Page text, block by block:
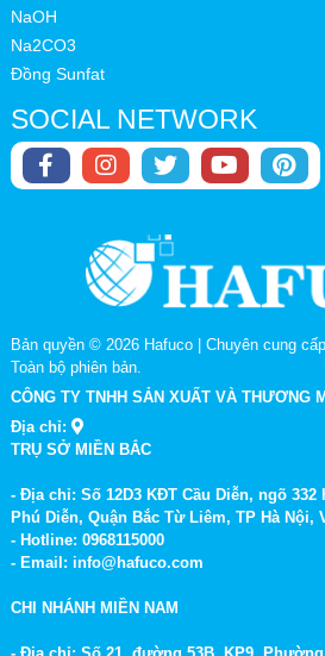
NaOH
Na2CO3
Đồng Sunfat
SOCIAL NETWORK
Bản quyền © 2026 Hafuco | Chuyên cung
Toàn bộ phiên bản.
CÔNG TY TNHH SẢN XUẤT VÀ THƯƠNG
Địa chỉ:
TRỤ SỞ MIỀN BẮC
- Địa chỉ: Số 12D3 KĐT Cầu Diễn, ngõ
Phú Diễn, Quận Bắc Từ Liêm, TP Hà Nội,
- Hotline: 0968115000
- Email: info@hafuco.com
CHI NHÁNH MIỀN NAM